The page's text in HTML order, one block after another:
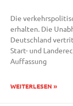
Die
erhalten. Die
Deutschland
Start- und
Auffassung
WEITERLESEN »